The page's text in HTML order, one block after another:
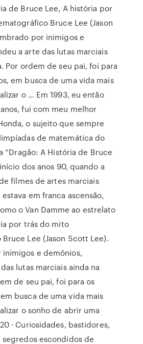
de Bruce Lee, A história por
Bruce Lee (Jason
por inimigos e
a arte das lutas marciais
Por ordem de seu pai, foi para
em busca de uma vida mais
o … Em 1993, eu então
anos, fui com meu melhor
o sujeito que sempre
de matemática do
“Dragão: A História de Bruce
dos anos 90, quando a
filmes de artes marciais
em franca ascensão,
o Van Damme ao estrelato
por trás do mito
Lee (Jason Scott Lee).
e demônios,
lutas marciais ainda na
de seu pai, foi para os
busca de uma vida mais
o sonho de abrir uma
· Curiosidades, bastidores,
escondidos de